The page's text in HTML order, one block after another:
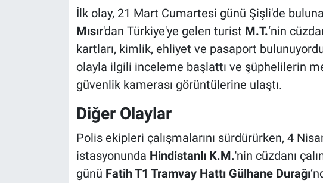
İlk olay, 21 Mart Cumartesi günü Şişli'de
Mısır'dan Türkiye'ye gelen turist M.T.‘nin
kartları, kimlik, ehliyet ve pasaport
olayla ilgili inceleme başlattı ve şüphelilerin
güvenlik kamerası görüntülerine ulaştı.
Diğer Olaylar
Polis ekipleri çalışmalarını sürdürürken, 4
istasyonunda Hindistanlı K.M.'nin cüzdanı
günü Fatih T1 Tramvay Hattı Gülhane Durağı